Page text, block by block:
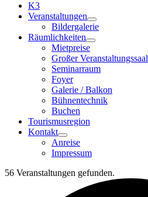
K3
Veranstaltungen
Bildergalerie
Räumlichkeiten
Mietpreise
Großer Veranstaltungssaal
Seminarraum
Foyer
Galerie / Balkon
Bühnentechnik
Buchen
Tourismusregion
Kontakt
Anreise
Impressum
56 Veranstaltungen gefunden.